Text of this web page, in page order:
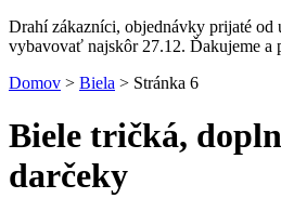
Drahí zákazníci, objednávky prijaté od
vybavovať najskôr 27.12. Ďakujeme a
Domov > Biela > Stránka 6
Biele tričká,
darčeky